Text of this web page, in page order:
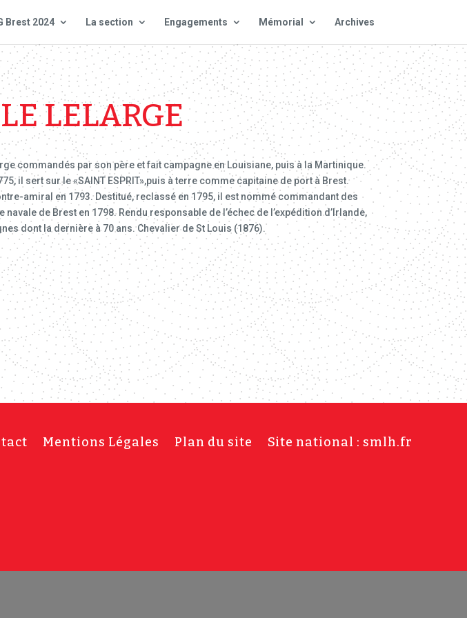
Brest 2024 La section Engagements Mémorial Archives
LELARGE
commandés par son père et fait campagne en Louisiane, puis à la Martinique.
il sert sur le «SAINT ESPRIT»,puis à terre comme capitaine de port à Brest.
amiral en 1793. Destitué, reclassé en 1795, il est nommé commandant des
de Brest en 1798. Rendu responsable de l’échec de l’expédition d’Irlande,
dont la dernière à 70 ans. Chevalier de St Louis (1876).
Mentions Légales Plan du site Site national : smlh.fr